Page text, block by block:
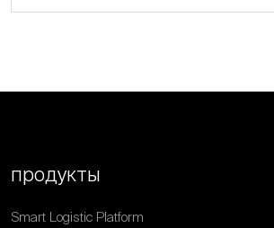
продукты
Smart Logistic Platform